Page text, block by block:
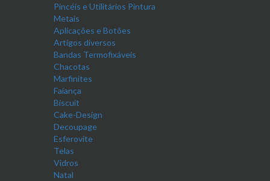
Pincéis e Utilitários Pintura
Metais
Aplicações e Botões
Artigos diversos
Bandas Termofixáveis
Chacotas
Marfinites
Faiança
Biscuit
Cake-Design
Decoupage
Esferovite
Telas
Vidros
Natal